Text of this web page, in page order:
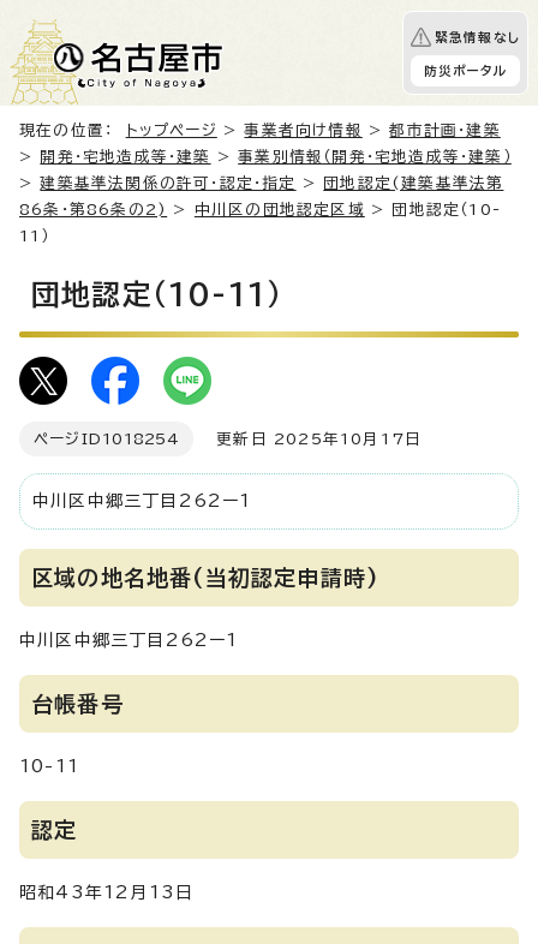
緊急情報なし
防災ポータル
現在の位置： トップページ >事業者向け情報 >都市計画・建築
>
開発・宅地造成等・建築 >事業別情報（開発・宅地造成等・建築）
>建築基準法関係の許可・認定・指定 >
団地認定(建築基準法第
86条・第86条の2)
> 中川区の団地認定区域 > 団地認定（10-
11）
団地認定（10-11）
ページID 1018254 更新日 2025年10月17日
中川区中郷三丁目262ー1
区域の地名地番(当初認定申請時)
中川区中郷三丁目262ー1
台帳番号
10-11
認定
昭和43年12月13日